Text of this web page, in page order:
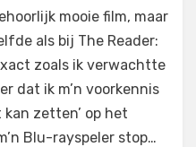
mooie film, maar
als bij The Reader:
zoals ik verwachtte
dat ik m’n voorkennis
zetten’ op het
Blu-rayspeler stop…